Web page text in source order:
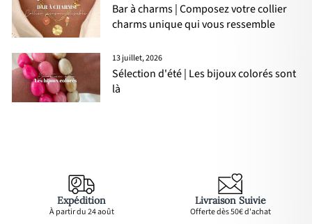
Bar à charms | Composez votre collier
charms unique qui vous ressemble
13 juillet, 2026
Sélection d'été | Les bijoux colorés sont
là
Expédition
À partir du 24 août
Livraison Suivie
Offerte dès 50€ d'achat